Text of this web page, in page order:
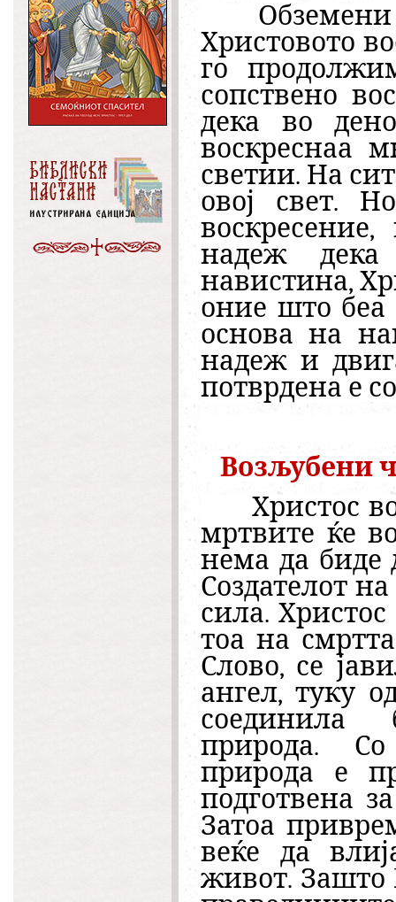
Христовото
го
сопствено
дека во
воскреснаа
светии. На
овој свет.
надеж дека
навистина,
оние што беа
основа на
надеж и
потврдена е
Возљубени
Христос
мртвите ќе
нема да биде
Создателот
сила.
тоа на
Слово, се
ангел, туку
соединила
природа.
природа е
подготвена
Затоа
веќе да
живот. Зашто